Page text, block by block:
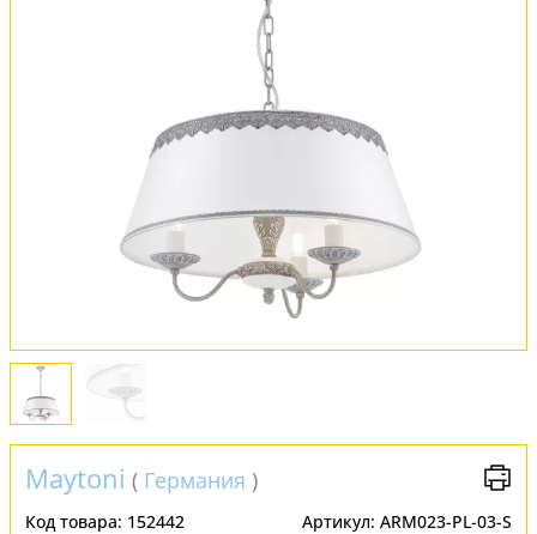
Установка
Отзывы
Maytoni ( Германия )
Код товара: 152442 Артикул: ARM023-PL-03-S